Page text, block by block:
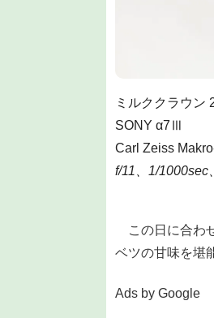
ミルククラウン
SONY α7Ⅲ
Carl Zeiss
f/11、1/1000sec
この日に合わ
ベツの甘味を堪
Ads by Google